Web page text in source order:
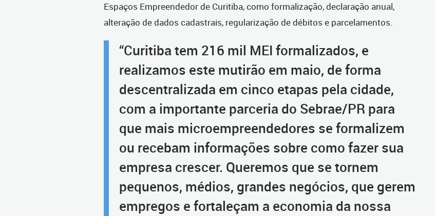
Espaços Empreendedor de Curitiba, como formalização, declaração anual,
alteração de dados cadastrais, regularização de débitos e parcelamentos.
“Curitiba tem 216 mil MEI formalizados, e
realizamos este mutirão em maio, de forma
descentralizada em cinco etapas pela cidade,
com a importante parceria do Sebrae/PR para
que mais microempreendedores se formalizem
ou recebam informações sobre como fazer sua
empresa crescer. Queremos que se tornem
pequenos, médios, grandes negócios, que gerem
empregos e fortaleçam a economia da nossa